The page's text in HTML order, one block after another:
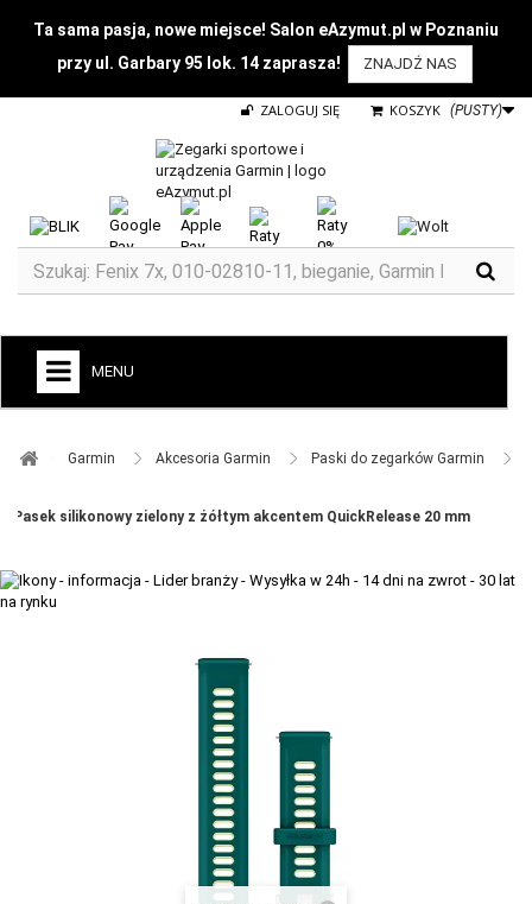
Ta sama pasja, nowe miejsce! Salon eAzymut.pl w Poznaniu
przy ul. Garbary 95 lok. 14 zaprasza!
ZNAJDŹ NAS
KOSZYK (PUSTY)
ZALOGUJ SIĘ
MENU
ZEGARKI DLA DZIECI GARMIN
+
TACX
ELITE
Garmin ​ Akcesoria Garmin ​ Paski do zegarków Garmin ​
Pasek silikonowy zielony z żółtym akcentem QuickRelease 20 mm